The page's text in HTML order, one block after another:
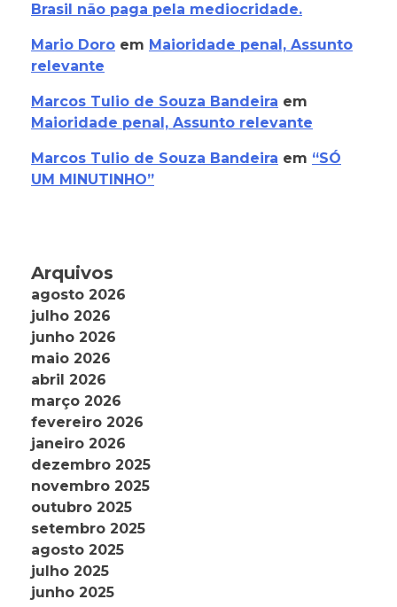
Brasil não paga pela mediocridade.
Mario Doro em Maioridade penal, Assunto
relevante
Marcos Tulio de Souza Bandeira em
Maioridade penal, Assunto relevante
Marcos Tulio de Souza Bandeira em “SÓ
UM MINUTINHO”
Arquivos
agosto 2026
julho 2026
junho 2026
maio 2026
abril 2026
março 2026
fevereiro 2026
janeiro 2026
dezembro 2025
novembro 2025
outubro 2025
setembro 2025
agosto 2025
julho 2025
junho 2025